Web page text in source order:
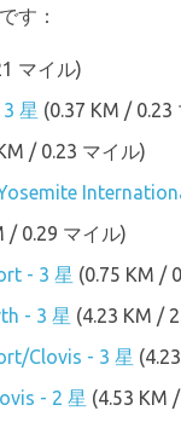
す：
マイル)
星 (0.37 KM / 0.23
/ 0.23 マイル)
/ 0.29 マイル)
- 3 星 (0.75 KM /
- 3 星 (4.23 KM /
Clovis - 3 星
- 2 星 (4.53 KM